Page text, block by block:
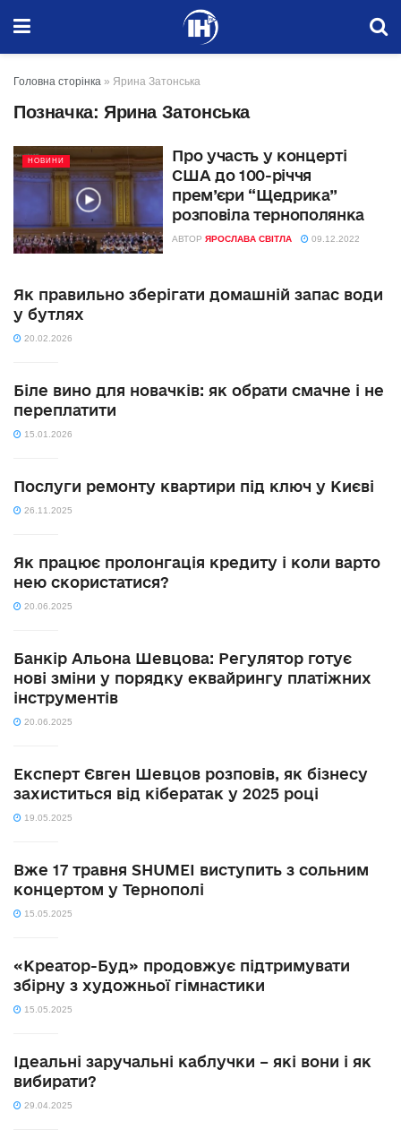
Головна сторінка » Ярина Затонська
Позначка: Ярина Затонська
НОВИНИ
Про участь у концерті
США до 100-річчя
прем’єри “Щедрика”
розповіла тернополянка
АВТОР ЯРОСЛАВА СВІТЛА 09.12.2022
Як правильно зберігати домашній запас води
у бутлях
20.02.2026
Біле вино для новачків: як обрати смачне і не
переплатити
15.01.2026
Послуги ремонту квартири під ключ у Києві
26.11.2025
Як працює пролонгація кредиту і коли варто
нею скористатися?
20.06.2025
Банкір Альона Шевцова: Регулятор готує
нові зміни у порядку еквайрингу платіжних
інструментів
20.06.2025
Експерт Євген Шевцов розповів, як бізнесу
захиститься від кібератак у 2025 році
19.05.2025
Вже 17 травня SHUMEI виступить з сольним
концертом у Тернополі
15.05.2025
«Креатор-Буд» продовжує підтримувати
збірну з художньої гімнастики
15.05.2025
Ідеальні заручальні каблучки – які вони і як
вибирати?
29.04.2025